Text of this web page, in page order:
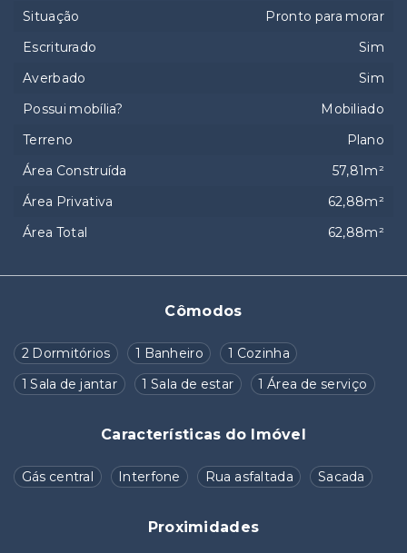
Cômodos
2 Dormitórios 1 Banheiro
1 Cozinha
1 Sala de jantar
1 Sala de estar 1 Área de serviço
Características do Imóvel
Gás central Interfone Rua asfaltada Sacada
Proximidades
Situação
Pronto para morar
Escriturado
Sim
Averbado
Sim
Possui mobília?
Mobiliado
Terreno
Plano
Área Construída
57,81m²
Área Privativa
62,88m²
Área Total
62,88m²